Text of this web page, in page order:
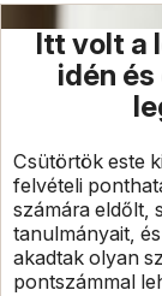
Itt volt a
idén
Csütörtök este
felvételi
számára eldőlt,
tanulmányait,
akadtak olyan
pontszámmal